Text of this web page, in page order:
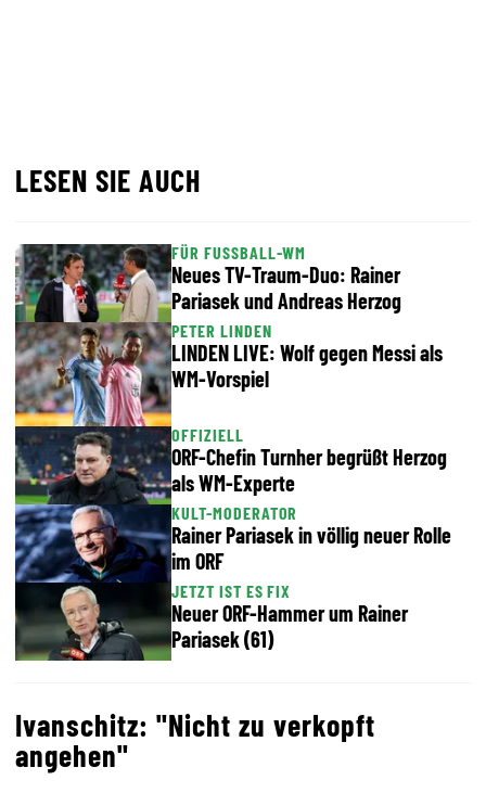
LESEN SIE AUCH
FÜR FUSSBALL-WM
Neues TV-Traum-Duo: Rainer
Pariasek und Andreas Herzog
PETER LINDEN
LINDEN LIVE: Wolf gegen Messi als
WM-Vorspiel
OFFIZIELL
ORF-Chefin Turnher begrüßt Herzog
als WM-Experte
KULT-MODERATOR
Rainer Pariasek in völlig neuer Rolle
im ORF
JETZT IST ES FIX
Neuer ORF-Hammer um Rainer
Pariasek (61)
Ivanschitz: "Nicht zu verkopft
angehen"